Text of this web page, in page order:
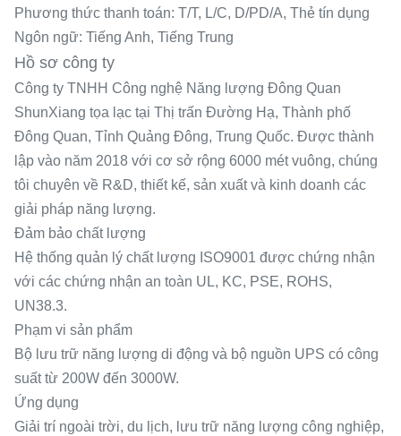
Phương thức thanh toán: T/T, L/C, D/PD/A, Thẻ tín dụng
Ngôn ngữ: Tiếng Anh, Tiếng Trung
Hồ sơ công ty
Công ty TNHH Công nghệ Năng lượng Đông Quan
ShunXiang tọa lạc tại Thị trấn Đường Hạ, Thành phố
Đông Quan, Tỉnh Quảng Đông, Trung Quốc. Được thành
lập vào năm 2018 với cơ sở rộng 6000 mét vuông, chúng
tôi chuyên về R&D, thiết kế, sản xuất và kinh doanh các
giải pháp năng lượng.
Đảm bảo chất lượng
Hệ thống quản lý chất lượng ISO9001 được chứng nhận
với các chứng nhận an toàn UL, KC, PSE, ROHS,
UN38.3.
Phạm vi sản phẩm
Bộ lưu trữ năng lượng di động và bộ nguồn UPS có công
suất từ ​​200W đến 3000W.
Ứng dụng
Giải trí ngoài trời, du lịch, lưu trữ năng lượng công nghiệp,